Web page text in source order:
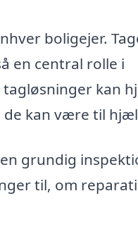
boligejer.
en central rolle i
kan
de kan være til
grundig
til, om